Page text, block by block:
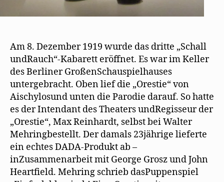
Am 8. Dezember 1919 wurde das dritte „Schall
undRauch“-Kabarett eröffnet. Es war im Keller
des Berliner GroßenSchauspielhauses
untergebracht. Oben lief die „Orestie“ von
Aischylosund unten die Parodie darauf. So hatte
es der Intendant des Theaters undRegisseur der
„Orestie“, Max Reinhardt, selbst bei Walter
Mehringbestellt. Der damals 23jährige lieferte
ein echtes DADA-Produkt ab –
inZusammenarbeit mit George Grosz und John
Heartfield. Mehring schrieb dasPuppenspiel